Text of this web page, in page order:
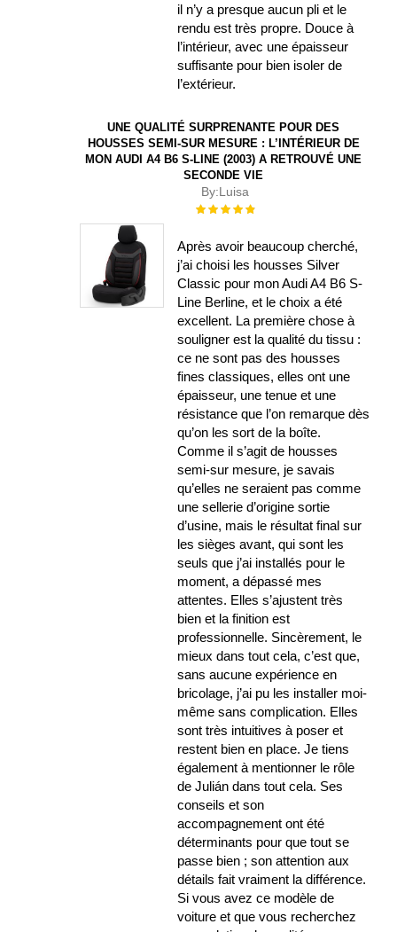
il n’y a presque aucun pli et le
rendu est très propre. Douce à
l’intérieur, avec une épaisseur
suffisante pour bien isoler de
l’extérieur.
UNE QUALITÉ SURPRENANTE POUR DES
HOUSSES SEMI-SUR MESURE : L’INTÉRIEUR DE
MON AUDI A4 B6 S-LINE (2003) A RETROUVÉ UNE
SECONDE VIE
By:Luisa
Évaluation :
Après avoir beaucoup cherché,
j’ai choisi les housses Silver
Classic pour mon Audi A4 B6 S-
Line Berline, et le choix a été
excellent. La première chose à
souligner est la qualité du tissu :
ce ne sont pas des housses
fines classiques, elles ont une
épaisseur, une tenue et une
résistance que l’on remarque dès
qu’on les sort de la boîte.
Comme il s’agit de housses
semi-sur mesure, je savais
qu’elles ne seraient pas comme
une sellerie d’origine sortie
d’usine, mais le résultat final sur
les sièges avant, qui sont les
seuls que j’ai installés pour le
moment, a dépassé mes
attentes. Elles s’ajustent très
bien et la finition est
professionnelle. Sincèrement, le
mieux dans tout cela, c’est que,
sans aucune expérience en
bricolage, j’ai pu les installer moi-
même sans complication. Elles
sont très intuitives à poser et
restent bien en place. Je tiens
également à mentionner le rôle
de Julián dans tout cela. Ses
conseils et son
accompagnement ont été
déterminants pour que tout se
passe bien ; son attention aux
détails fait vraiment la différence.
Si vous avez ce modèle de
voiture et que vous recherchez